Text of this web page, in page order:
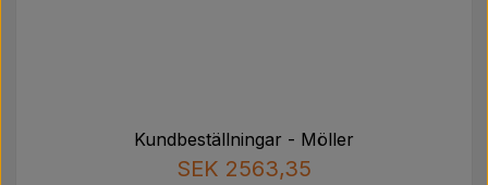
Kundbeställningar - Möller
SEK 2563,35